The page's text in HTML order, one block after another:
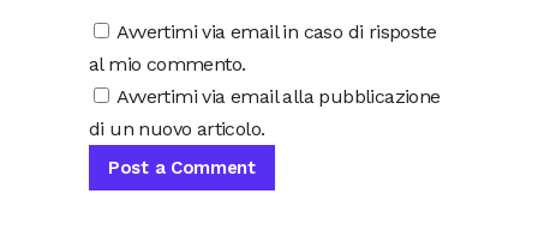
Avvertimi via email in caso di risposte
al mio commento.
Avvertimi via email alla pubblicazione
di un nuovo articolo.